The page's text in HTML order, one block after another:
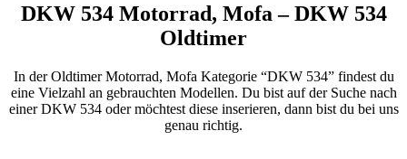
DKW 534 Motorrad, Mofa – DKW 534
Oldtimer
In der Oldtimer Motorrad, Mofa Kategorie “DKW 534” findest du
eine Vielzahl an gebrauchten Modellen. Du bist auf der Suche nach
einer DKW 534 oder möchtest diese inserieren, dann bist du bei uns
genau richtig.